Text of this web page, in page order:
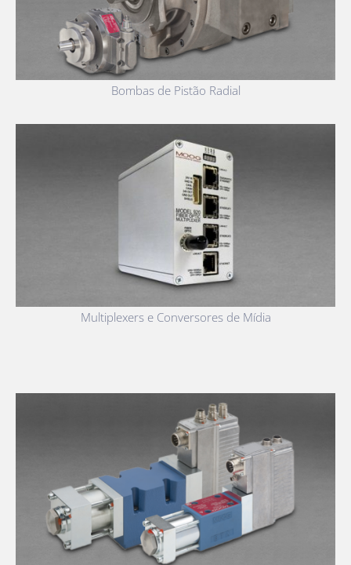
Bombas de Pistão Radial
Multiplexers e Conversores de Mídia